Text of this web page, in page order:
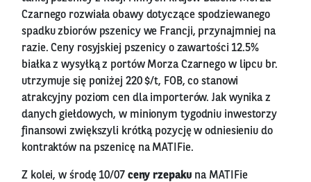
Czarnego rozwiała obawy dotyczące spodziewanego
spadku zbiorów pszenicy we Francji, przynajmniej na
razie. Ceny rosyjskiej pszenicy o zawartości 12.5%
białka z wysyłką z portów Morza Czarnego w lipcu br.
utrzymuje się poniżej 220 $/t, FOB, co stanowi
atrakcyjny poziom cen dla importerów. Jak wynika z
danych giełdowych, w minionym tygodniu inwestorzy
finansowi zwiększyli krótką pozycję w odniesieniu do
kontraktów na pszenicę na MATIFie.
Z kolei, w środę 10/07 ceny rzepaku na MATIFie